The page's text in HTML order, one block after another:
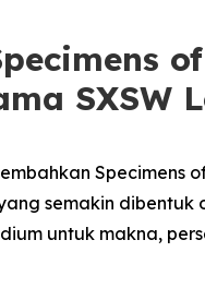
SXSW
Specimens
semakin
untuk makna,